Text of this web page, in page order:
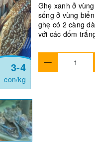
3-4
con/kg
Ghẹ xanh ở
sống ở vùng
ghẹ có 2 càng
với các đốm